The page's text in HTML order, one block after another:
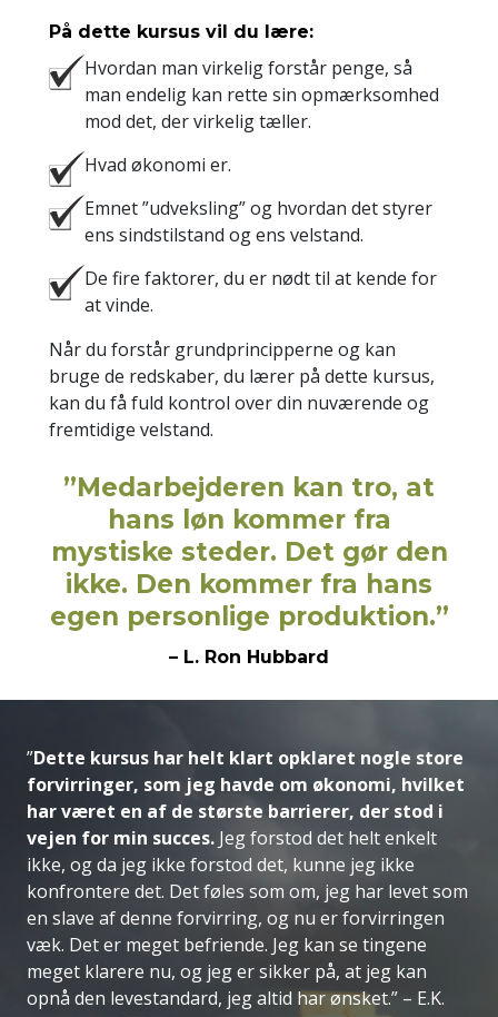
På dette kursus vil du lære:
Hvordan man virkelig forstår penge, så
man endelig kan rette sin opmærksomhed
mod det, der virkelig tæller.
Hvad økonomi er.
Emnet ”udveksling” og hvordan det styrer
ens sindstilstand og ens velstand.
De fire faktorer, du er nødt til at kende for
at vinde.
Når du forstår grundprincipperne og kan
bruge de redskaber, du lærer på dette kursus,
kan du få fuld kontrol over din nuværende og
fremtidige velstand.
”Medarbejderen kan tro, at
hans løn kommer fra
mystiske steder. Det gør den
ikke. Den kommer fra hans
egen personlige produktion.”
– L. Ron Hubbard
”Dette kursus har helt klart opklaret nogle store
forvirringer, som jeg havde om økonomi, hvilket
har været en af de største barrierer, der stod i
vejen for min succes. Jeg forstod det helt enkelt
ikke, og da jeg ikke forstod det, kunne jeg ikke
konfrontere det. Det føles som om, jeg har levet som
en slave af denne forvirring, og nu er forvirringen
væk. Det er meget befriende. Jeg kan se tingene
meget klarere nu, og jeg er sikker på, at jeg kan
opnå den levestandard, jeg altid har ønsket.” – E.K.